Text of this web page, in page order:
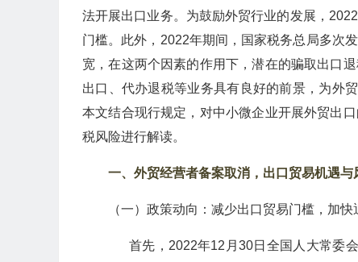
法开展出口业务。为鼓励外贸行业的发展，
门槛。此外，2022年期间，国家税务总局多次
宽，在这两个因素的作用下，潜在的骗取出口
出口、代办退税等业务具有良好的前景，为外
本文结合现行规定，对中小微企业开展外贸出
税风险进行解读。
一、 外贸经营者备案取消，出口贸易机遇与
（一）政策动向：减少出口贸易门槛，加
首先，2022年12月30日全国人大常委会